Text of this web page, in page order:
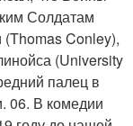
Солдатам
Conley),
(University
палец в
06. В комедии